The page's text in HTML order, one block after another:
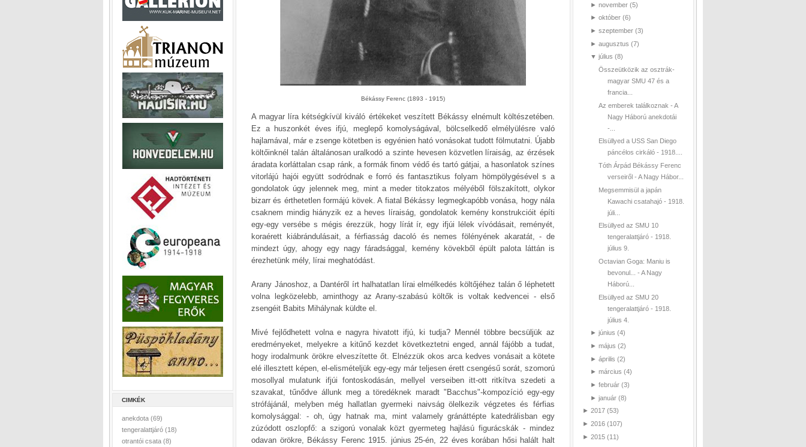
CIMKÉK
anekdota (69)
tengeralattjáró (18)
otrantói csata (8)
Békássy Ferenc (1893 - 1915)
A magyar líra kétségkívül kiváló értékeket veszített Békássy elnémult költészetében.
Ez a huszonkét éves ifjú, meglepő komolyságával, bölcselkedő elmélyülésre való
hajlamával, már e zsenge kötetben is egyénien ható vonásokat tudott fölmutatni. Újabb
költőinknél talán általánosan uralkodó a szinte hevesen közvetlen líraiság, az érzések
áradata korláttalan csap ránk, a formák finom védő és tartó gátjai, a hasonlatok színes
vitorlájú hajói együtt sodródnak e forró és fantasztikus folyam hömpölygésével s a
gondolatok úgy jelennek meg, mint a meder titokzatos mélyéből fölszakított, olykor
bizarr és érthetetlen formájú kövek. A fiatal Békássy legmegkapóbb vonása, hogy nála
csaknem mindig hiányzik ez a heves líraiság, gondolatok kemény konstrukcióit építi
egy-egy versébe s mégis érezzük, hogy lírát ír, egy ifjúi lélek vívódásait, reményét,
koraérett kiábrándulásait, a férfiasság dacoló és nemes fölényének akaratát, - de
mindezt úgy, ahogy egy nagy fáradsággal, kemény kövekből épült palota láttán is
érezhetünk mély, lírai meghatódást.
Arany Jánoshoz, a Dantéről írt halhatatlan lírai elmélkedés költőjéhez talán ő léphetett
volna legközelebb, aminthogy az Arany-szabású költők is voltak kedvencei - első
zsengéit Babits Mihálynak küldte el.
Mivé fejlődhetett volna e nagyra hivatott ifjú, ki tudja? Mennél többre becsüljük az
eredményeket, melyekre a kitűnő kezdet következtetni enged, annál fájóbb a tudat,
hogy irodalmunk örökre elveszítette őt. Elnézzük okos arca kedves vonásait a kötete
elé illesztett képen, el-elismételjük egy-egy már teljesen érett csengésű sorát, szomorú
mosollyal mulatunk ifjúi fontoskodásán, mellyel verseiben itt-ott ritkítva szedeti a
szavakat, tűnődve állunk meg a töredéknek maradt "Bacchus"-kompozíció egy-egy
strófájánál, melyben még hallatlan gyermeki naivság ölelkezik végzetes és férfias
komolysággal: - oh, úgy hatnak ma, mint valamely gránáttépte katedrálisban egy
zúzódott oszlopfő: a szigorú vonalak közt gyermeteg hajlású figurácskák - mindez
odavan örökre, Békássy Ferenc 1915. június 25-én, 22 éves korában hősi halált halt
► november (5)
► október (6)
► szeptember (3)
► augusztus (7)
▼ július (8)
Összeütközik az osztrák-
magyar SMU 47 és a
francia...
Az emberek találkoznak - A
Nagy Háború anekdotái
-...
Elsüllyed a USS San Diego
páncélos cirkáló - 1918....
Tóth Árpád Békássy Ferenc
verseiről - A Nagy Hábor...
Megsemmisül a japán
Kawachi csatahajó - 1918.
júli...
Elsüllyed az SMU 10
tengeralattjáró - 1918.
július 9.
Octavian Goga: Maniu is
bevonul... - A Nagy
Háború...
Elsüllyed az SMU 20
tengeralattjáró - 1918.
július 4.
► június (4)
► május (2)
► április (2)
► március (4)
► február (3)
► január (8)
► 2017 (53)
► 2016 (107)
► 2015 (11)